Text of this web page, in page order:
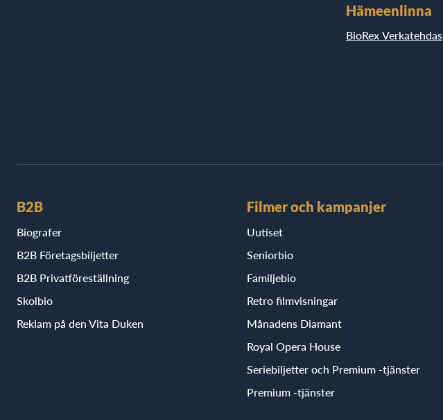
Hämeenlinna
BioRex Verkatehdas
B2B
Biografer
B2B Företagsbiljetter
B2B Privatföreställning
Skolbio
Reklam på den Vita Duken
Filmer och kampanjer
Uutiset
Seniorbio
Familjebio
Retro filmvisningar
Månadens Diamant
Royal Opera House
Seriebiljetter och Premium -tjänster
Premium -tjänster